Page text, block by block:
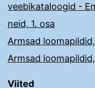
veebikataloogid -
neid, 1. osa
Armsad
Armsad
Viited